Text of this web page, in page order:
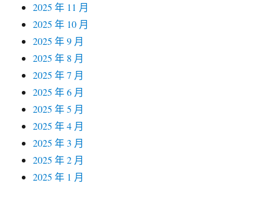
2025 年 11 月
2025 年 10 月
2025 年 9 月
2025 年 8 月
2025 年 7 月
2025 年 6 月
2025 年 5 月
2025 年 4 月
2025 年 3 月
2025 年 2 月
2025 年 1 月